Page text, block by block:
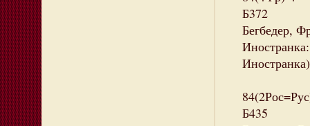
Б372
Бегбедер,
Б435